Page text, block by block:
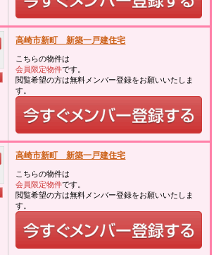
高崎市新町 新築一戸建住宅
こちらの物件は
会員限定物件です。
閲覧希望の方は無料メンバー登録をお願いいたしま
す。
高崎市新町 新築一戸建住宅
こちらの物件は
会員限定物件です。
閲覧希望の方は無料メンバー登録をお願いいたしま
す。